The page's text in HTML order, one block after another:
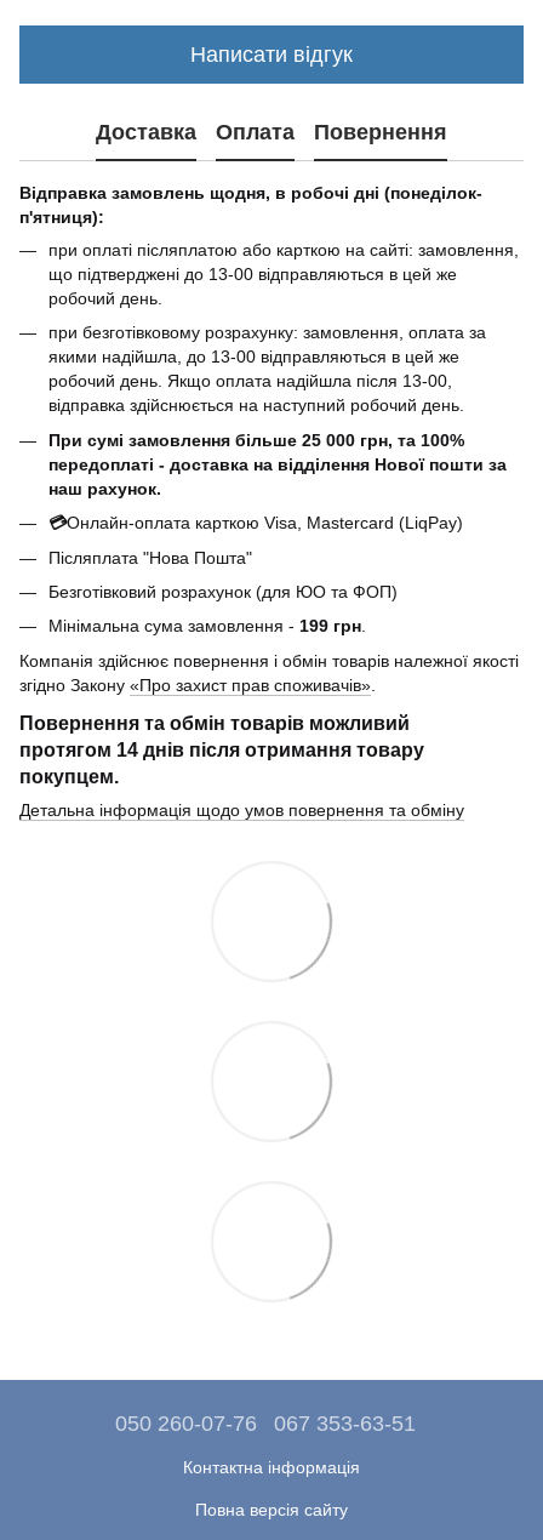
Написати відгук
Доставка Оплата Повернення
Відправка замовлень щодня, в робочі дні (понеділок-
п'ятниця):
при оплаті післяплатою або карткою на сайті: замовлення,
що підтверджені до 13-00 відправляються в цей же
робочий день.
при безготівковому розрахунку: замовлення, оплата за
якими надійшла, до 13-00 відправляються в цей же
робочий день. Якщо оплата надійшла після 13-00,
відправка здійснюється на наступний робочий день.
При сумі замовлення більше 25 000 грн, та 100%
передоплаті - доставка на відділення Нової пошти за
наш рахунок.
💳Онлайн-оплата карткою Visa, Mastercard (LiqPay)
Післяплата "Нова Пошта"
Безготівковий розрахунок (для ЮО та ФОП)
Мінімальна сума замовлення - 199 грн.
Компанія здійснює повернення і обмін товарів належної якості
згідно Закону «Про захист прав споживачів»
Повернення та обмін товарів можливий
протягом 14 днів після отримання товару
покупцем.
Детальна інформація щодо умов повернення та обміну
050 260-07-76 067 353-63-51
Контактна інформація
Повна версія сайту